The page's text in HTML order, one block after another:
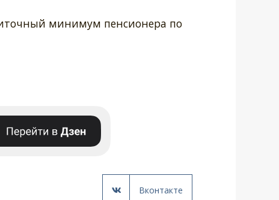
минимум пенсионера по
Вконтакте